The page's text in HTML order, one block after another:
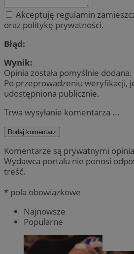
Akceptuję regulamin
oraz politykę prywatności.
Błąd:
Wynik:
Opinia została pomyślnie dodana.
Po przeprowadzeniu weryfikacji,
udostępniona publicznie.
Trwa wysyłanie komentarza ...
Dodaj komentarz
Komentarze są prywatnymi
Wydawca portalu nie ponosi
treść.
* pola obowiązkowe
Najnowsze
Popularne